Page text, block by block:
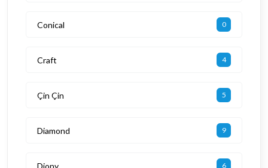
Conical 0
Craft 4
Çin Çin 5
Diamond 9
Diony 6